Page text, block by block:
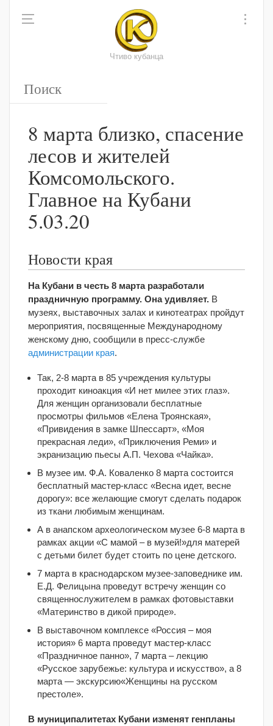
Чтиво кубанца
8 марта близко, спасение
лесов и жителей
Комсомольского.
Главное на Кубани
5.03.20
Новости края
На Кубани в честь 8 марта разработали
праздничную программу. Она удивляет. В
музеях, выставочных залах и кинотеатрах пройдут
мероприятия, посвященные Международному
женскому дню, сообщили в пресс-службе
администрации края.
Так, 2-8 марта в 85 учреждения культуры
проходит киноакция «И нет милее этих глаз».
Для женщин организовали бесплатные
просмотры фильмов «Елена Троянская»,
«Привидения в замке Шпессарт», «Моя
прекрасная леди», «Приключения Реми» и
экранизацию пьесы А.П. Чехова «Чайка».
В музее им. Ф.А. Коваленко 8 марта состоится
бесплатный мастер-класс «Весна идет, весне
дорогу»: все желающие смогут сделать подарок
из ткани любимым женщинам.
А в анапском археологическом музее 6-8 марта в
рамках акции «С мамой – в музей!»для матерей
с детьми билет будет стоить по цене детского.
7 марта в краснодарском музее-заповеднике им.
Е.Д. Фелицына проведут встречу женщин со
священнослужителем в рамках фотовыставки
«Материнство в дикой природе».
В выставочном комплексе «Россия – моя
история» 6 марта проведут мастер-класс
«Праздничное панно», 7 марта – лекцию
«Русское зарубежье: культура и искусство», а 8
марта — экскурсию«Женщины на русском
престоле».
В муниципалитетах Кубани изменят генпланы